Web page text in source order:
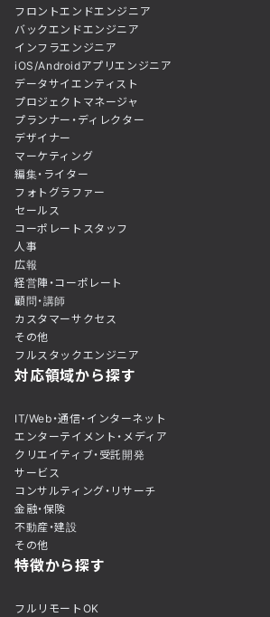
フロントエンドエンジニア
バックエンドエンジニア
インフラエンジニア
iOS/Androidアプリエンジニア
データサイエンティスト
プロジェクトマネージャ
プランナー・ディレクター
デザイナー
マーケティング
編集・ライター
フォトグラファー
セールス
コーポレートスタッフ
人事
広報
経営陣・コーポレート
顧問・講師
カスタマーサクセス
その他
フルスタックエンジニア
対応領域から探す
IT/Web・通信・インターネット
エンターテイメント・メディア
クリエイティブ・受託開発
サービス
コンサルティング・リサーチ
金融・保険
不動産・建設
その他
特徴から探す
フルリモートOK